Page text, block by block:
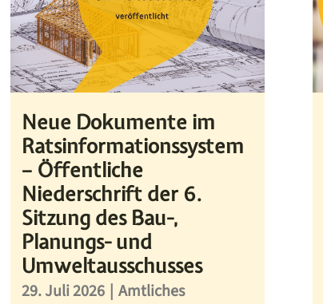
Neue Dokumente im
Ratsinformationssystem
– Öffentliche
Niederschrift der 6.
Sitzung des Bau-,
Planungs- und
Umweltausschusses
29. Juli 2026 | Amtliches